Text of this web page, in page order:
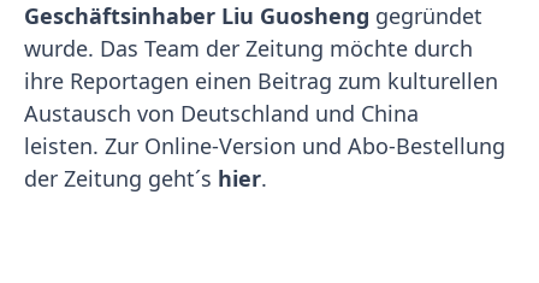
Geschäftsinhaber Liu Guosheng gegründet
wurde. Das Team der Zeitung möchte durch
ihre Reportagen einen Beitrag zum kulturellen
Austausch von Deutschland und China
leisten. Zur Online-Version und Abo-Bestellung
der Zeitung geht´s hier.